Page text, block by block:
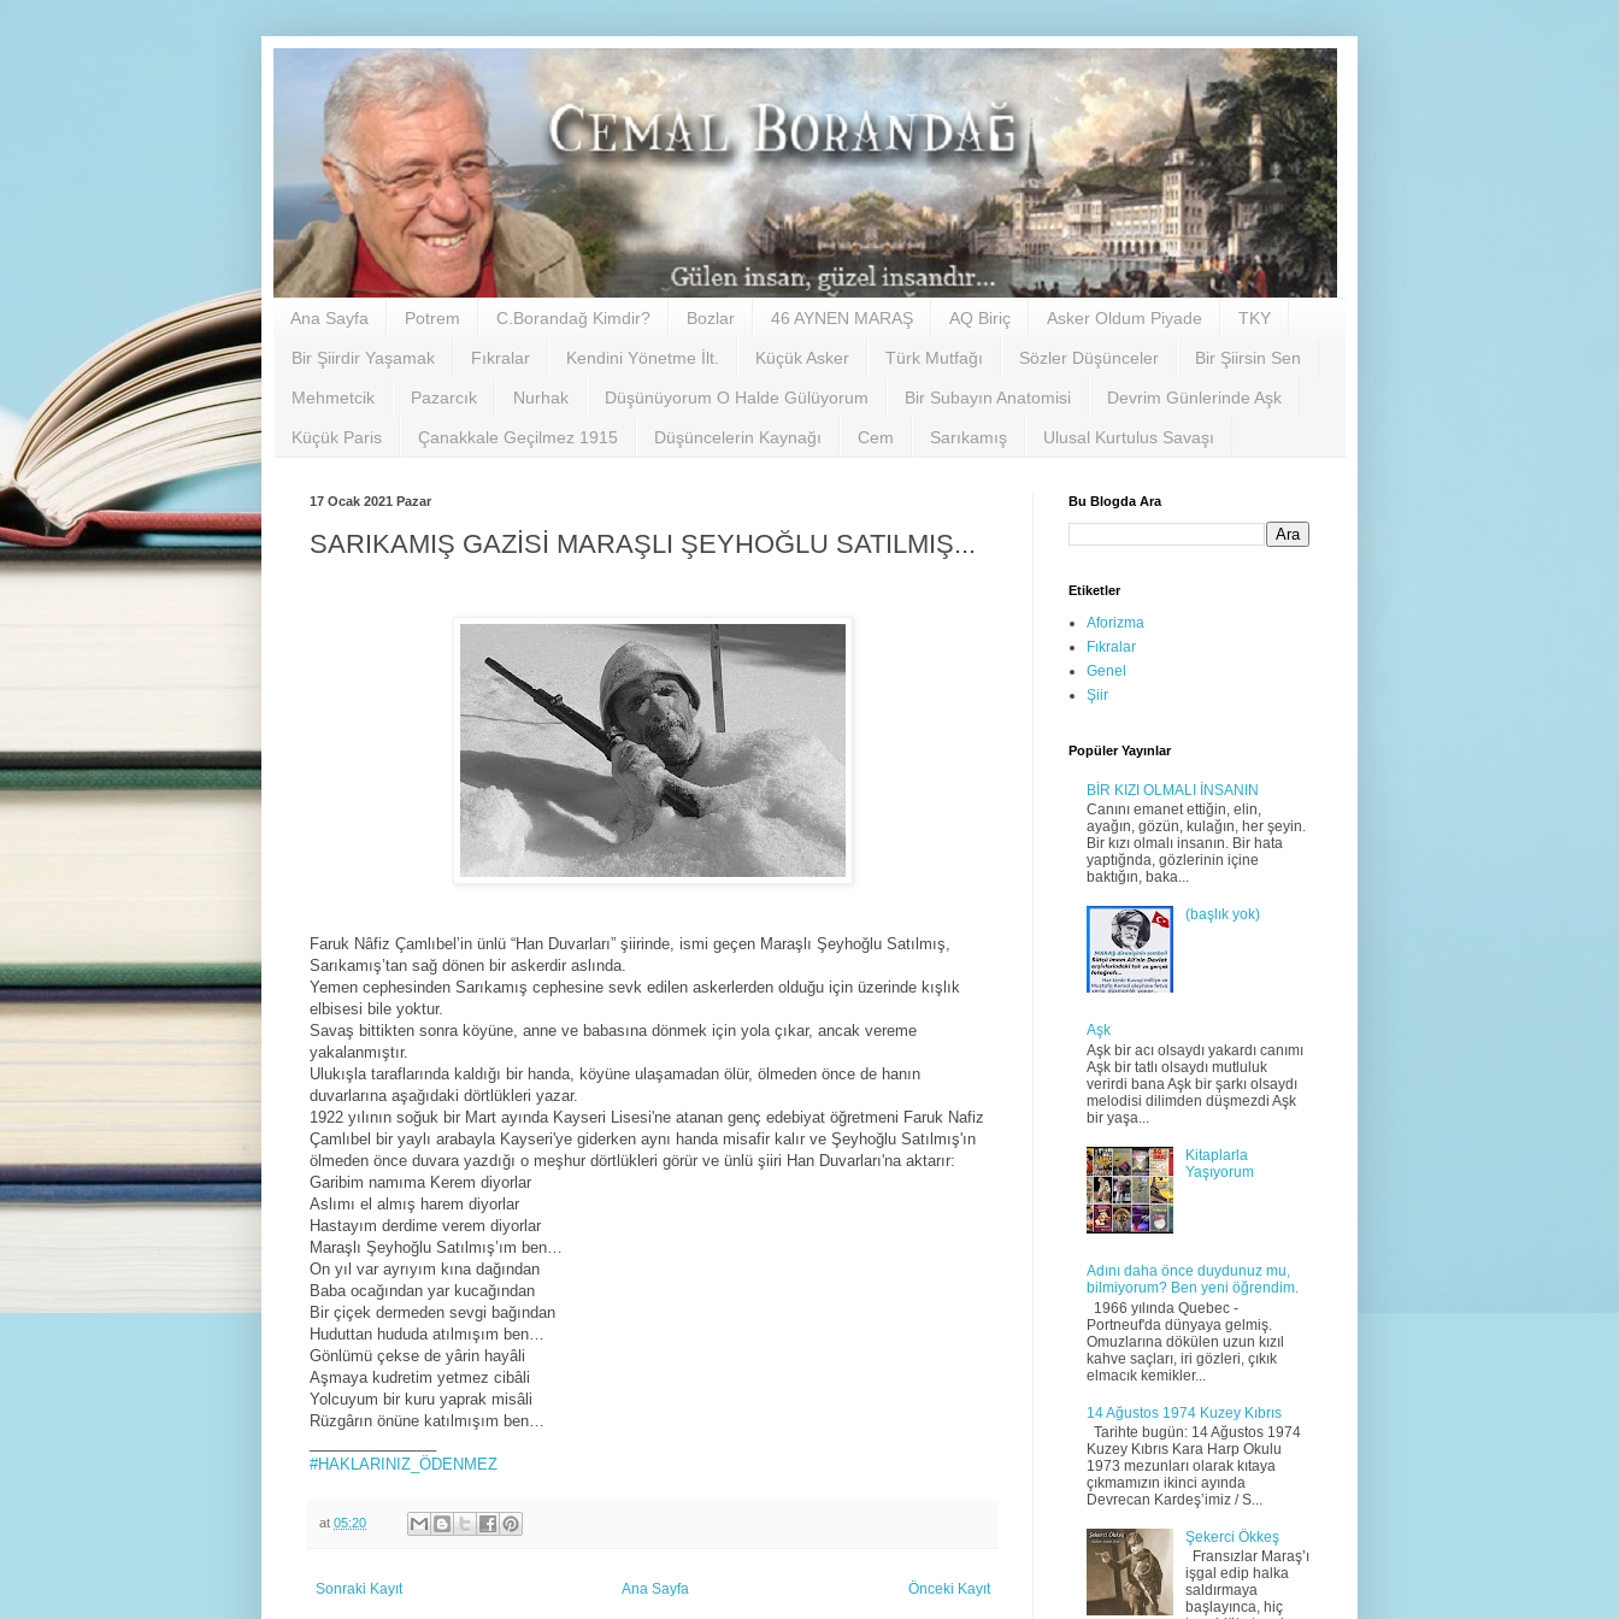
Ana Sayfa Potrem C.Borandağ Kimdir? Bozlar 46 AYNEN MARAŞ AQ Biriç Asker Oldum Piyade TKY
Bir Şiirdir Yaşamak Fıkralar Kendini Yönetme İlt. Küçük Asker Türk Mutfağı Sözler Düşünceler Bir Şiirsin Sen
Mehmetcik Pazarcık Nurhak Düşünüyorum O Halde Gülüyorum Bir Subayın Anatomisi Devrim Günlerinde Aşk
Küçük Paris Çanakkale Geçilmez 1915 Düşüncelerin Kaynağı Cem Sarıkamış Ulusal Kurtulus Savaşı
17 Ocak 2021 Pazar
SARIKAMIŞ GAZİSİ MARAŞLI ŞEYHOĞLU SATILMIŞ...
Faruk Nâfiz Çamlıbel’in ünlü “Han Duvarları” şiirinde, ismi geçen Maraşlı Şeyhoğlu Satılmış,
Sarıkamış’tan sağ dönen bir askerdir aslında.
Yemen cephesinden Sarıkamış cephesine sevk edilen askerlerden olduğu için üzerinde kışlık
elbisesi bile yoktur.
Savaş bittikten sonra köyüne, anne ve babasına dönmek için yola çıkar, ancak vereme
yakalanmıştır.
Ulukışla taraflarında kaldığı bir handa, köyüne ulaşamadan ölür, ölmeden önce de hanın
duvarlarına aşağıdaki dörtlükleri yazar.
1922 yılının soğuk bir Mart ayında Kayseri Lisesi'ne atanan genç edebiyat öğretmeni Faruk Nafiz
Çamlıbel bir yaylı arabayla Kayseri'ye giderken aynı handa misafir kalır ve Şeyhoğlu Satılmış'ın
ölmeden önce duvara yazdığı o meşhur dörtlükleri görür ve ünlü şiiri Han Duvarları'na aktarır:
Garibim namıma Kerem diyorlar
Aslımı el almış harem diyorlar
Hastayım derdime verem diyorlar
Maraşlı Şeyhoğlu Satılmış’ım ben…
On yıl var ayrıyım kına dağından
Baba ocağından yar kucağından
Bir çiçek dermeden sevgi bağından
Huduttan hududa atılmışım ben…
Gönlümü çekse de yârin hayâli
Aşmaya kudretim yetmez cibâli
Yolcuyum bir kuru yaprak misâli
Rüzgârın önüne katılmışım ben…
#HAKLARINIZ_ÖDENMEZ
at 05:20
Sonraki Kayıt Önceki Kayıt
Ana Sayfa
Bu Blogda Ara
Etiketler
Aforizma
Fıkralar
Genel
Şiir
Popüler Yayınlar
BİR KIZI OLMALI İNSANIN
Canını emanet ettiğin, elin,
ayağın, gözün, kulağın, her şeyin.
Bir kızı olmalı insanın. Bir hata
yaptığnda, gözlerinin içine
baktığın, baka...
(başlık yok)
Aşk
Aşk bir acı olsaydı yakardı canımı
Aşk bir tatlı olsaydı mutluluk
verirdi bana Aşk bir şarkı olsaydı
melodisi dilimden düşmezdi Aşk
bir yaşa...
Kitaplarla
Yaşıyorum
Adını daha önce duydunuz mu,
bilmiyorum? Ben yeni öğrendim.
1966 yılında Quebec -
Portneuf'da dünyaya gelmiş.
Omuzlarına dökülen uzun kızıl
kahve saçları, iri gözleri, çıkık
elmacık kemikler...
14 Ağustos 1974 Kuzey Kıbrıs
Tarihte bugün: 14 Ağustos 1974
Kuzey Kıbrıs Kara Harp Okulu
1973 mezunları olarak kıtaya
çıkmamızın ikinci ayında
Devrecan Kardeş’imiz / S...
Şekerci Ökkeş
Fransızlar Maraş’ı
işgal edip halka
saldırmaya
başlayınca, hiç